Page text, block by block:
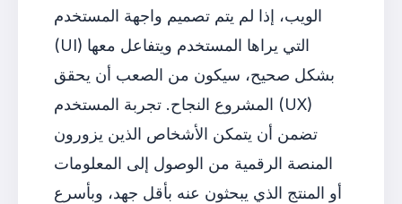
الويب، إذا لم يتم تصميم واجهة المستخدم
(UI) التي يراها المستخدم ويتفاعل معها
بشكل صحيح، سيكون من الصعب أن يحقق
المشروع النجاح. تجربة المستخدم (UX)
تضمن أن يتمكن الأشخاص الذين يزورون
المنصة الرقمية من الوصول إلى المعلومات
أو المنتج الذي يبحثون عنه بأقل جهد، وبأسرع